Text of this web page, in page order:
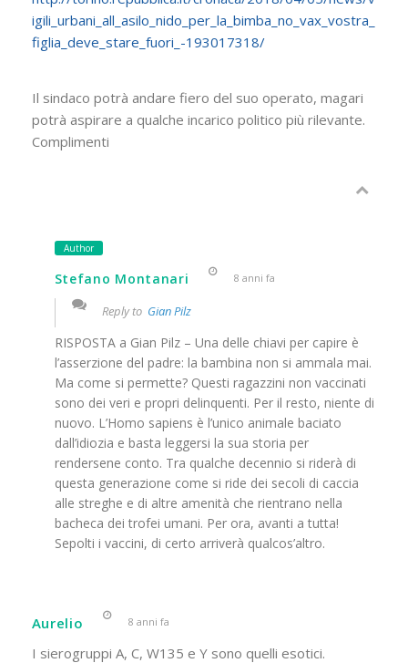
igili_urbani_all_asilo_nido_per_la_bimba_no_vax_vostra_
figlia_deve_stare_fuori_-193017318/
Il sindaco potrà andare fiero del suo operato, magari
potrà aspirare a qualche incarico politico più rilevante.
Complimenti
Author
Stefano Montanari 8 anni fa
Reply to Gian Pilz
RISPOSTA a Gian Pilz – Una delle chiavi per capire è
l’asserzione del padre: la bambina non si ammala mai.
Ma come si permette? Questi ragazzini non vaccinati
sono dei veri e propri delinquenti. Per il resto, niente di
nuovo. L’Homo sapiens è l’unico animale baciato
dall’idiozia e basta leggersi la sua storia per
rendersene conto. Tra qualche decennio si riderà di
questa generazione come si ride dei secoli di caccia
alle streghe e di altre amenità che rientrano nella
bacheca dei trofei umani. Per ora, avanti a tutta!
Sepolti i vaccini, di certo arriverà qualcos’altro.
Aurelio 8 anni fa
I sierogruppi A, C, W135 e Y sono quelli esotici.